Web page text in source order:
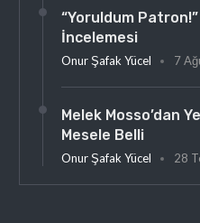
“Yoruldum Patron!”
İncelemesi
Onur Şafak Yücel 7
Melek Mosso’dan
Mesele Belli
Onur Şafak Yücel 28